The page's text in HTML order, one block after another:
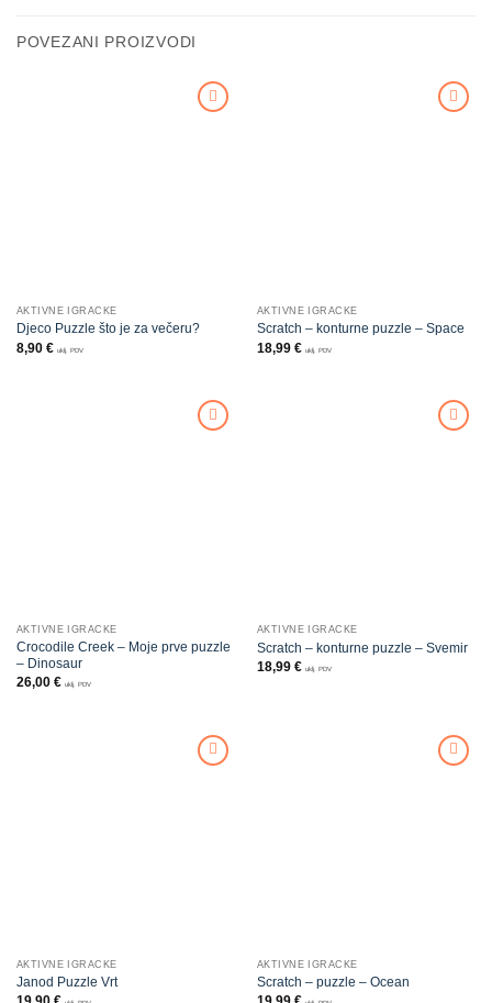
POVEZANI PROIZVODI
AKTIVNE IGRAČKE
Djeco Puzzle što je za večeru?
8,90 € uklj. PDV
AKTIVNE IGRAČKE
Scratch – konturne puzzle – Space
18,99 € uklj. PDV
AKTIVNE IGRAČKE
Crocodile Creek – Moje prve puzzle
– Dinosaur
26,00 € uklj. PDV
AKTIVNE IGRAČKE
Scratch – konturne puzzle – Svemir
18,99 € uklj. PDV
AKTIVNE IGRAČKE
Janod Puzzle Vrt
AKTIVNE IGRAČKE
Scratch – puzzle – Ocean